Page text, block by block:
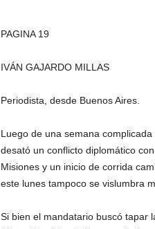
PAGINA 19
IVÁN GAJARDO MILLAS
Periodista, desde Buenos Aires.
Luego de una semana
desató un conflicto diplomático
Misiones y un inicio de corrida
este lunes tampoco se vislumbra
Si bien el mandatario buscó tapar